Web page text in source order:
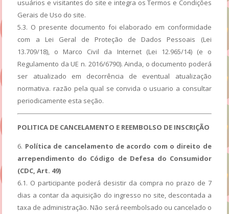
usuários e visitantes do site e integra os Termos e Condições
Gerais de Uso do site.
5.3. O presente documento foi elaborado em conformidade
com a Lei Geral de Proteção de Dados Pessoais (Lei
13.709/18), o Marco Civil da Internet (Lei 12.965/14) (e o
Regulamento da UE n. 2016/6790). Ainda, o documento poderá
ser atualizado em decorrência de eventual atualização
normativa. razão pela qual se convida o usuario a consultar
periodicamente esta seção.
POLITICA DE CANCELAMENTO E REEMBOLSO DE INSCRIÇÃO
6. Política de cancelamento de acordo com o direito de
arrependimento do Código de Defesa do Consumidor
(CDC, Art. 49)
6.1. O participante poderá desistir da compra no prazo de 7
dias a contar da aquisição do ingresso no site, descontada a
taxa de administração. Não será reembolsado ou cancelado o